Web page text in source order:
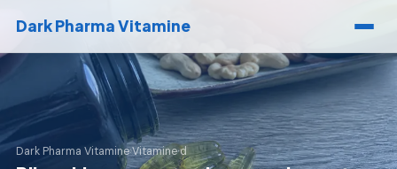
Dark Pharma Vitamine
Dark Pharma Vitamine›Vitamine d